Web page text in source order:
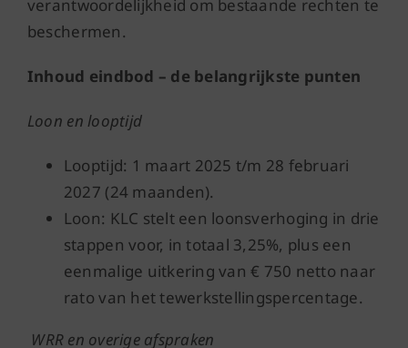
verantwoordelijkheid om bestaande rechten te
beschermen.
Inhoud eindbod – de belangrijkste punten
Loon en looptijd
Looptijd: 1 maart 2025 t/m 28 februari
2027 (24 maanden).
Loon: KLC stelt een loonsverhoging in drie
stappen voor, in totaal 3,25%, plus een
eenmalige uitkering van € 750 netto naar
rato van het tewerkstellingspercentage.
WRR en overige afspraken